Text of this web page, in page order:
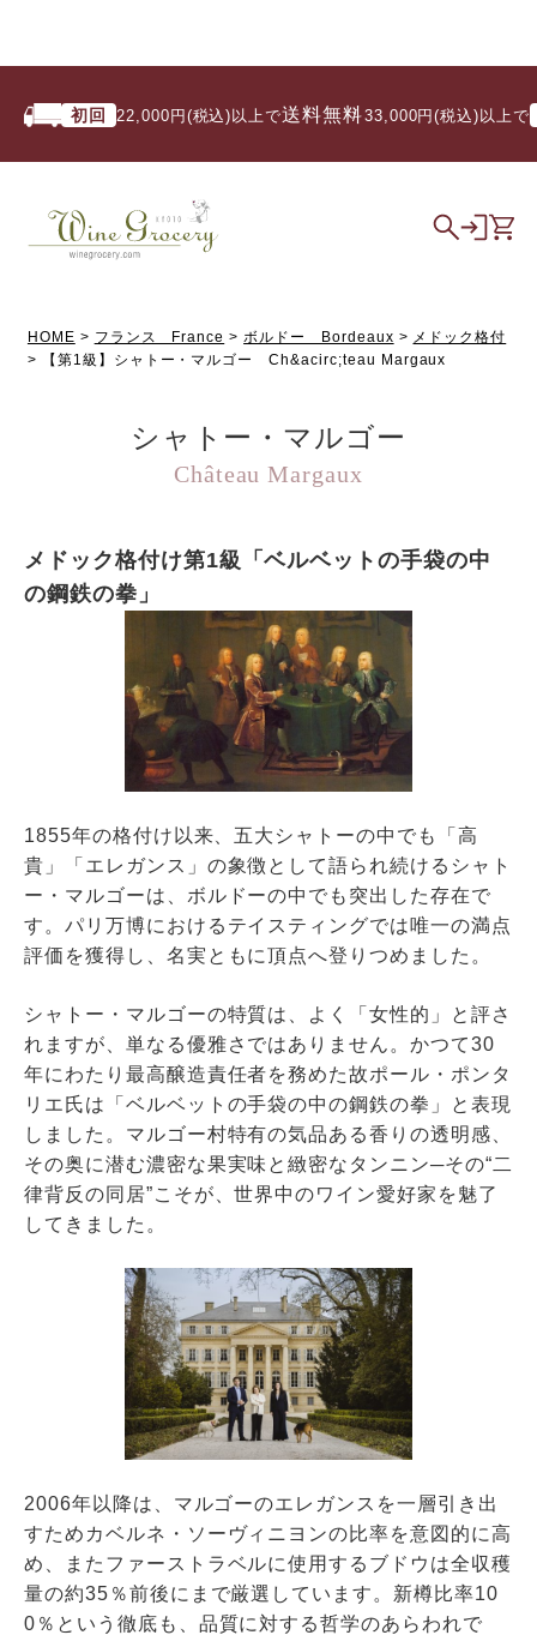
初回 22,000円(税込)以上で 送料無料/ 33,000円(税込)以上で い
HOME フランス France ボルドー Bordeaux
メドック格付
【第1級】シャトー・マルゴー Ch&acirc;teau Margaux
シャトー・マルゴー
Château Margaux
メドック格付け第1級「ベルベットの手袋の中
の鋼鉄の拳」
1855年の格付け以来、五大シャトーの中でも「高
貴」「エレガンス」の象徴として語られ続けるシャト
ー・マルゴーは、ボルドーの中でも突出した存在で
す。パリ万博におけるテイスティングでは唯一の満点
評価を獲得し、名実ともに頂点へ登りつめました。
シャトー・マルゴーの特質は、よく「女性的」と評さ
れますが、単なる優雅さではありません。かつて30
年にわたり最高醸造責任者を務めた故ポール・ポンタ
リエ氏は「ベルベットの手袋の中の鋼鉄の拳」と表現
しました。マルゴー村特有の気品ある香りの透明感、
その奥に潜む濃密な果実味と緻密なタンニン─その“二
律背反の同居”こそが、世界中のワイン愛好家を魅了
してきました。
2006年以降は、マルゴーのエレガンスを一層引き出
すためカベルネ・ソーヴィニヨンの比率を意図的に高
め、またファーストラベルに使用するブドウは全収穫
量の約35％前後にまで厳選しています。新樽比率10
0％という徹底も、品質に対する哲学のあらわれで